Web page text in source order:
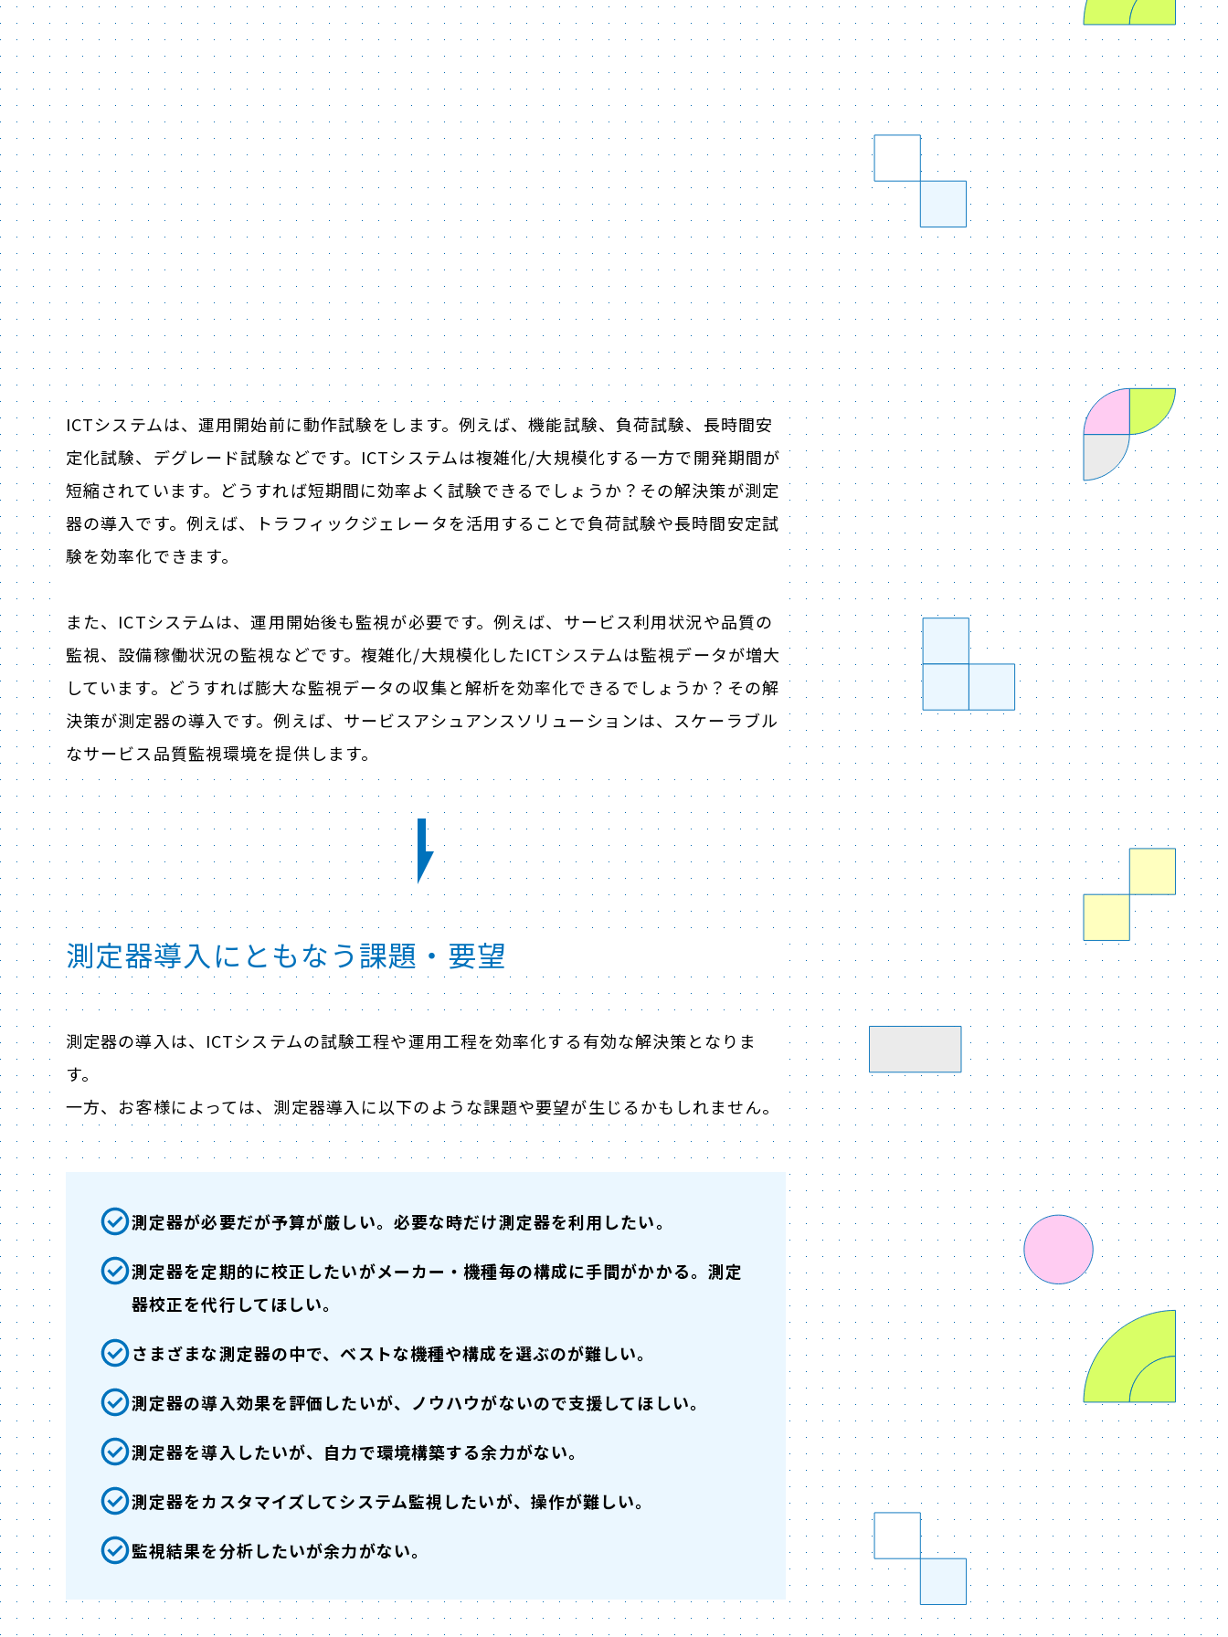
ICTシステムは、運用開始前に動作試験をします。例えば、機能試験、負荷試験、長時間安
定化試験、デグレード試験などです。ICTシステムは複雑化/大規模化する一方で開発期間が
短縮されています。どうすれば短期間に効率よく試験できるでしょうか？その解決策が測定
器の導入です。例えば、トラフィックジェレータを活用することで負荷試験や長時間安定試
験を効率化できます。
また、ICTシステムは、運用開始後も監視が必要です。例えば、サービス利用状況や品質の
監視、設備稼働状況の監視などです。複雑化/大規模化したICTシステムは監視データが増大
しています。どうすれば膨大な監視データの収集と解析を効率化できるでしょうか？その解
決策が測定器の導入です。例えば、サービスアシュアンスソリューションは、スケーラブル
なサービス品質監視環境を提供します。
測定器導入にともなう課題・要望
測定器の導入は、ICTシステムの試験工程や運用工程を効率化する有効な解決策となりま
す。
一方、お客様によっては、測定器導入に以下のような課題や要望が生じるかもしれません。
測定器が必要だが予算が厳しい。必要な時だけ測定器を利用したい。
測定器を定期的に校正したいがメーカー・機種毎の構成に手間がかかる。測定
器校正を代行してほしい。
さまざまな測定器の中で、ベストな機種や構成を選ぶのが難しい。
測定器の導入効果を評価したいが、ノウハウがないので支援してほしい。
測定器を導入したいが、自力で環境構築する余力がない。
測定器をカスタマイズしてシステム監視したいが、操作が難しい。
監視結果を分析したいが余力がない。